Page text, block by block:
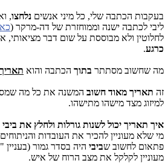
בעקבות הכתבה שלי, כל מיני אנשים נלחצו,
ליבי לכתבה ישנה וממוחזרת של דה-מרקר (
לחלוטין ולא מבוססת על שום דבר מציאותי,
כרגע.
מה שחשוב מסתתר בתוך הכתבה והוא תאריך
זה תאריך מאוד חשוב המשנה את כל מה
למיזוג מצד מישהו מתישהו.
איך תאריך יכול לשנות גורלות ולחלץ את
מי שלא מעוניין להכיר את העובדות
פתאום לחשוב שביבי
מעוניין לקלקל את מצב הרוח של איש.